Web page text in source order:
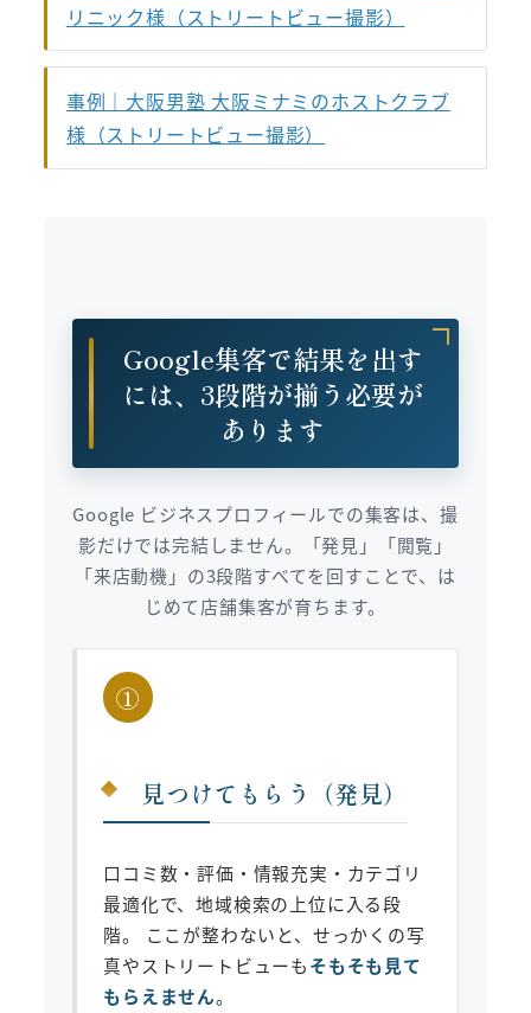
リニック様（ストリートビュー撮影）
事例｜大阪男塾 大阪ミナミのホストクラブ
様（ストリートビュー撮影）
Google集客で結果を出す
には、3段階が揃う必要が
あります
Google ビジネスプロフィールでの集客は、撮
影だけでは完結しません。「発見」「閲覧」
「来店動機」の3段階すべてを回すことで、は
じめて店舗集客が育ちます。
①
見つけてもらう（発見）
口コミ数・評価・情報充実・カテゴリ
最適化で、地域検索の上位に入る段
階。 ここが整わないと、せっかくの写
真やストリートビューもそもそも見て
もらえません。